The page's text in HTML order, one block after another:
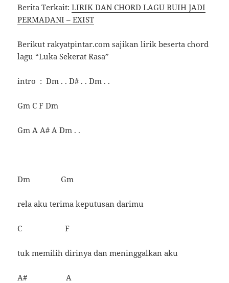
Berita Terkait:LIRIK DAN CHORD LAGU BUIH JADI
PERMADANI – EXIST
Berikut rakyatpintar.com sajikan lirik beserta chord
lagu “Luka Sekerat Rasa”
intro : Dm . . D# . . Dm . .
Gm C F Dm
Gm A A# A Dm . .
Dm Gm
rela aku terima keputusan darimu
C F
tuk memilih dirinya dan meninggalkan aku
A# A